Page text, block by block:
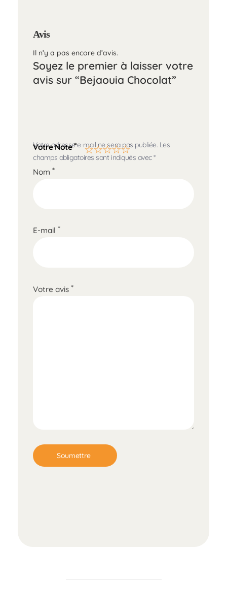
Avis
Il n’y a pas encore d’avis.
Soyez le premier à laisser votre
avis sur “Bejaouia Chocolat”
Votre adresse e-mail ne sera pas publiée. Les
champs obligatoires sont indiqués avec*
Nom *
E-mail *
Votre Note*
Votre avis *